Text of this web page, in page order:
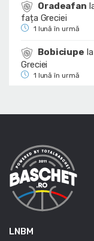
Oradeafan
fața Greciei
1 lună în urmă
Bobiciupe la
Greciei
1 lună în urmă
LNBM